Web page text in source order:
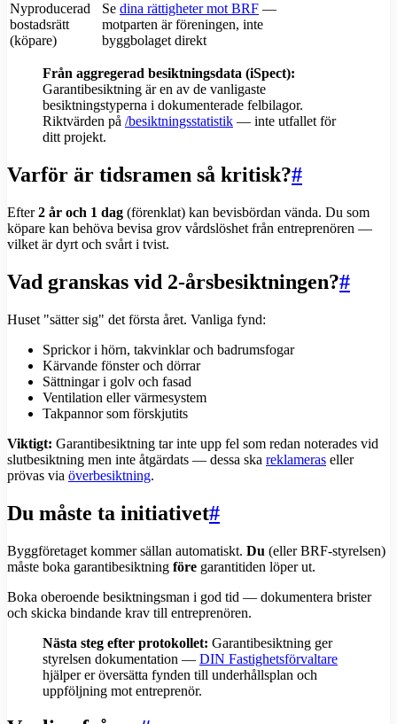
Nyproducerad
bostadsrätt
(köpare)
Se dina rättigheter mot BRF —
motparten är föreningen, inte
byggbolaget direkt
Från aggregerad besiktningsdata (iSpect):
Garantibesiktning är en av de vanligaste
besiktningstyperna i dokumenterade felbilagor.
Riktvärden på /besiktningsstatistik — inte utfallet för
ditt projekt.
Varför är tidsramen så kritisk?#
Efter2 år och 1 dag (förenklat) kan bevisbördan vända. Du som
köpare kan behöva bevisa grov vårdslöshet från entreprenören —
vilket är dyrt och svårt i tvist.
Vad granskas vid 2-årsbesiktningen?#
Huset "sätter sig" det första året. Vanliga fynd:
Sprickor i hörn, takvinklar och badrumsfogar
Kärvande fönster och dörrar
Sättningar i golv och fasad
Ventilation eller värmesystem
Takpannor som förskjutits
Viktigt: Garantibesiktning tar inte upp fel som redan noterades vid
slutbesiktning men inte åtgärdats — dessa ska reklameras eller
prövas via överbesiktning.
Du måste ta initiativet#
Byggföretaget kommer sällan automatiskt. Du (eller BRF-styrelsen)
måste boka garantibesiktning före garantitiden löper ut.
Boka oberoende besiktningsman i god tid — dokumentera brister
och skicka bindande krav till entreprenören.
Nästa steg efter protokollet: Garantibesiktning ger
styrelsen dokumentation — DIN Fastighetsförvaltare
hjälper er översätta fynden till underhållsplan och
uppföljning mot entreprenör.